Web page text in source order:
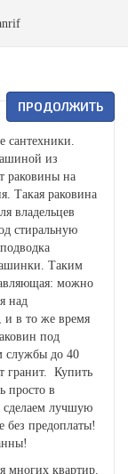
ПРОДОЛЖИТЬ
сантехники.
из
раковины на
Такая раковина
владельцев
стиральную
Таким
можно
над
и в то же время
под
службы до 40
гранит. Купить
просто в
сделаем лучшую
без предоплаты!
многих квартир.